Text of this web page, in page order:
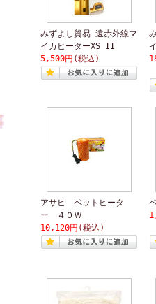
みずよし貿易 遠赤外線マ
イカヒーターXS II
5,500円 (税込)
アサヒ ペットヒータ
ー ４０Ｗ
10,120円 (税込)